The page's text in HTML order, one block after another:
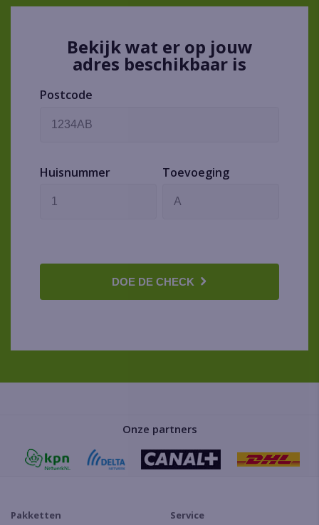
Bekijk wat er op jouw
adres beschikbaar is
Postcode
Huisnummer Toevoeging
DOE DE CHECK
Onze partners
Pakketten
Service